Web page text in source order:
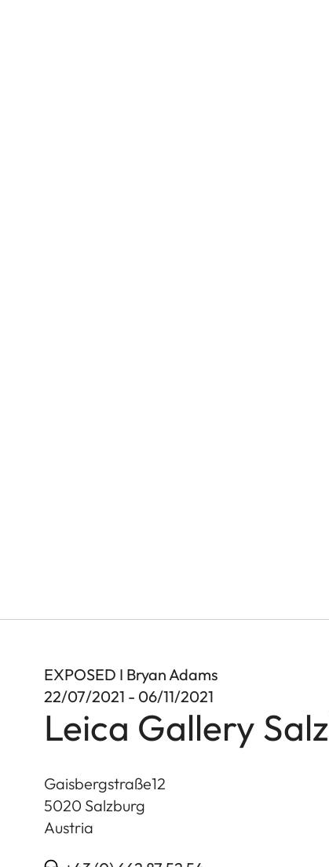
EXPOSED I Bryan Adams
22/07/2021 - 06/11/2021
Leica Gallery
Gaisbergstraße12
5020 Salzburg
Austria